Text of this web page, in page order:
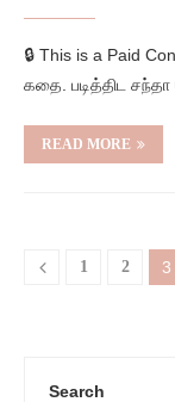
🔒 This is a Paid
கதை. படித்திட சந்தா
READ MORE
1 2 3
Search